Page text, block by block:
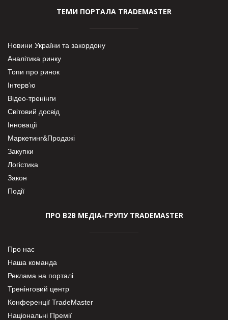
ТЕМИ ПОРТАЛА TRADEMASTER
Новини України та закордону
Аналітика ринку
Топи про ринок
Інтерв’ю
Відео-тренінги
Світовий досвід
Інновації
Маркетинг&Продажі
Закупки
Логістика
Закон
Події
ПРО В2В МЕДІА-ГРУПУ TRADEMASTER
Про нас
Наша команда
Реклама на порталі
Тренінговий центр
Конференції TradeMaster
Національні Премії